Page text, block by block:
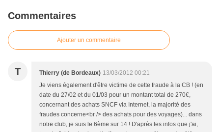
Commentaires
Ajouter un commentaire
T Thierry (de Bordeaux) 13/03/2012 00:21
Je viens également d'être victime de cette fraude à la CB ! (en
date du 27/02 et du 01/03 pour un montant total de 270€,
concernant des achats SNCF via Internet, la majorité des
fraudes concerne<br /> des achats pour des voyages)... dans
notre club, je suis le 6ème sur 14 ! D'après les infos que j'ai,